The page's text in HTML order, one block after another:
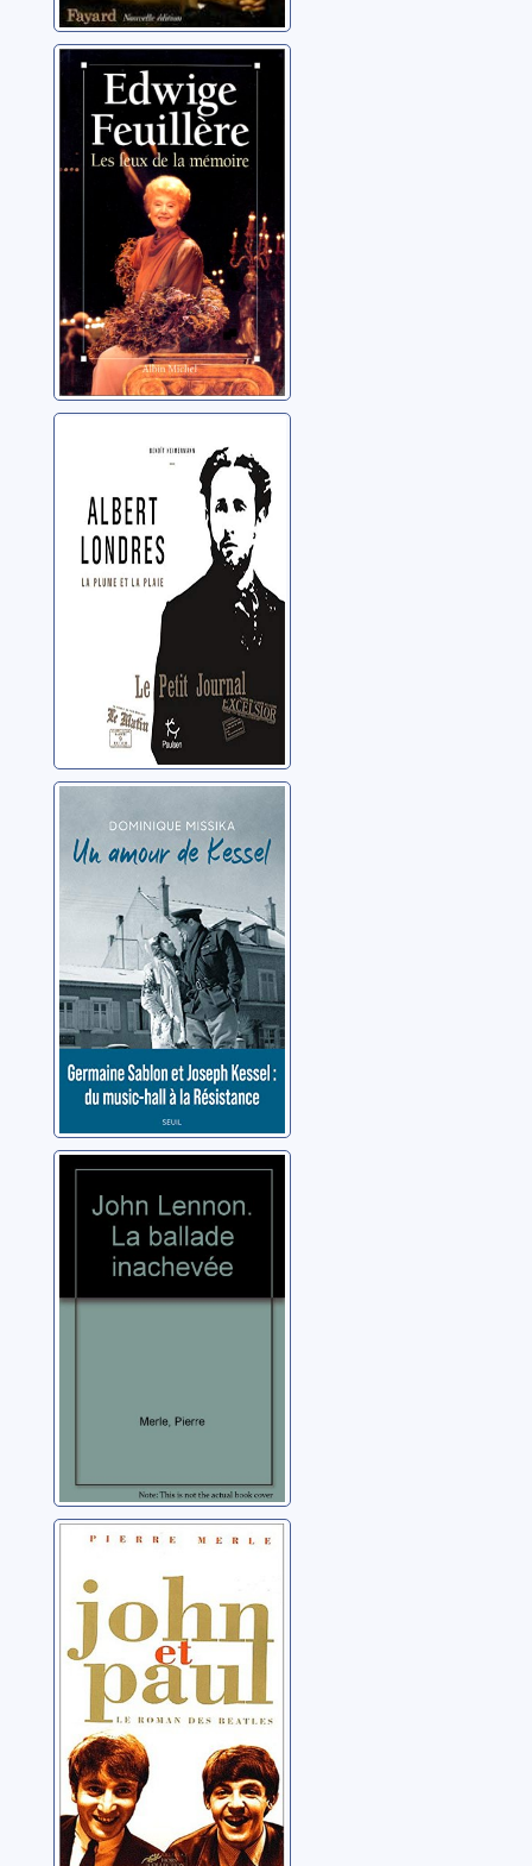
Les feux de la
mémoire
Feuillère, Edwige
la plume et la
plaie
Heimermann, Benoît
Kessel
Missika, Dominique
John Lennon: la
ballade
inachevée
Merle, Pierre
John et Paul: le
roman des
Beatles
Merle, Pierre